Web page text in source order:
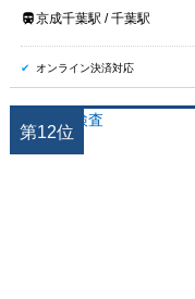
京成千葉駅 / 千葉駅
オンライン決済対応
第12位